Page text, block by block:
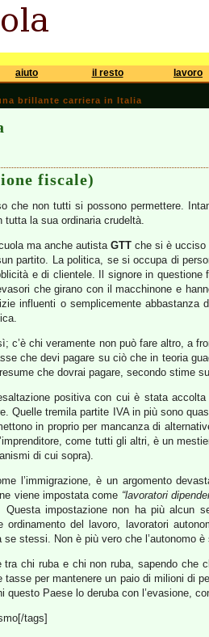
aiuto il resto lavoro
brillante carriera in Italia
fiscale)
che non tutti si possono permettere.
la sua ordinaria crudeltà.
ma anche autistaGTTche si è ucciso
partito. La politica, se si occupa di
e di clientele. Il signore in
che girano con il macchinone e
influenti o semplicemente
c’è chi veramente non può fare altro, a
che devi pagare su ciò che in teoria
che dovrai pagare, secondo stime
positiva con cui è stata
Quelle tremila partite IVA in più sono
in proprio per mancanza di
come tutti gli altri, è un
di cui sopra).
l’immigrazione, è un argomento
viene impostata come “lavoratori
Questa impostazione non ha più alcun
ordinamento del lavoro, lavoratori
stessi. Non è più vero che l’autonomo
tra chi ruba e chi non ruba, sapendo
per mantenere un paio di milioni di
Paese lo deruba con l’evasione,
tags]